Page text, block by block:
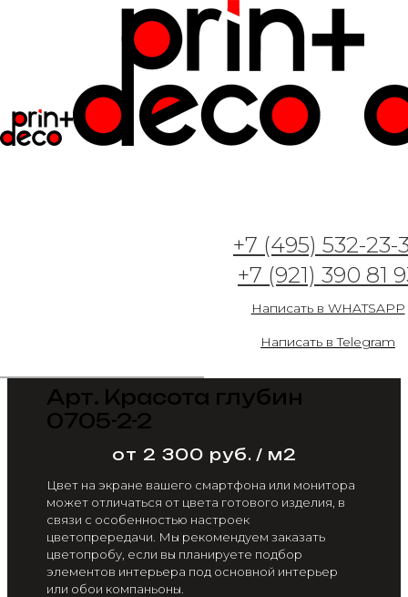
+7 (495) 532-23-
+7 (921) 390 81
Написать в WHATSAPP
Написать в Telegram
Арт. Красота глубин
0705-2-2
от 2 300 руб. / м2
Цвет на экране вашего смартфона или монитора
может отличаться от цвета готового изделия, в
связи с особенностью настроек
цветопрередачи. Мы рекомендуем заказать
цветопробу, если вы планируете подбор
элементов интерьера под основной интерьер
или обои компаньоны.